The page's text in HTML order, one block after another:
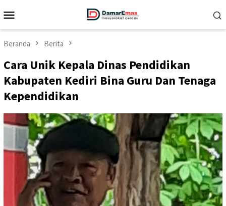
ke
Mobile
Beranda Berita
Cara Unik Kepala Dinas Pendidikan
Kabupaten Kediri Bina Guru Dan Tenaga
Kependidikan